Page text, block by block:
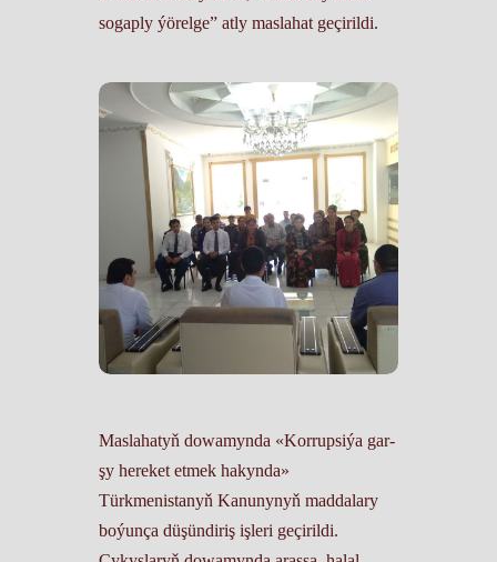
sogaply ýörelge” atly maslahat geçirildi.
Maslahatyň dowamynda «Korrup­si­ýa gar­
şy he­re­ket et­mek ha­kyn­da»
Türkmenistanyň Kanunynyň maddalary
boýunça düşündiriş işleri geçirildi.